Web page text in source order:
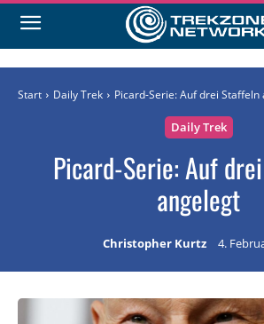
Start Daily Trek Picard-Serie: Auf drei Staffeln
Daily Trek
Picard-Serie: Auf
angelegt
Christopher Kurtz 4.